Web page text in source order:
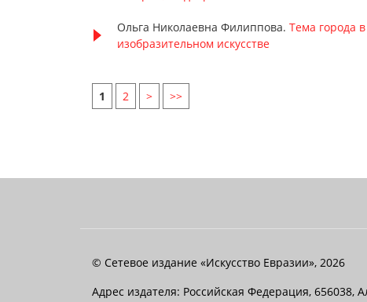
Ольга Николаевна Филиппова. Тема города
изобразительном искусстве
1 2 > >>
© Сетевое издание «Искусство Евразии», 2026
Адрес издателя: Российская Федерация, 656038,